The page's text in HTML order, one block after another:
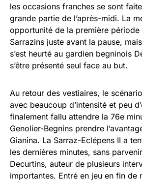
les occasions franches se sont
grande partie de l’après-midi. La
opportunité de la première période
Sarrazins juste avant la pause,
s’est heurté au gardien begninois
s’être présenté seul face au but.
Au retour des vestiaires, le
avec beaucoup d’intensité et peu
finalement fallu attendre la 76e
Genolier-Begnins prendre
Gianina. La Sarraz-Eclépens II a
les dernières minutes, sans
Decurtins, auteur de plusieurs
importantes. Entré en jeu en fin de